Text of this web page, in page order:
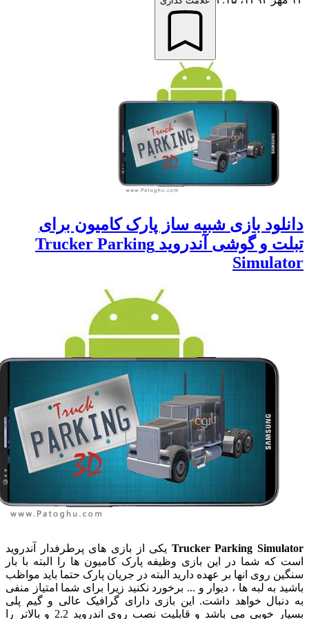
بازی شبیه ساز پارک کامیون برای
تبلت و گوشی آندروید Trucker Parking
Trucker Parkingیکی از بازی های پرطرفدار آندروید
شما در این بازی وظیفه پارک کامیون ها را البته با بار
روی انها بر عهده دارید البته در جریان پارک حتما باید مواظب
به لبه ها ، دیوار و ... برخورد نکنید زیرا برای شما امتیاز منفی
خواهد داشت. این بازی دارای گرافیک عالی و گیم پلی
بسیار خوبی می باشد و قابلیت نصب روی اندروید 2.2 و بالاتر را